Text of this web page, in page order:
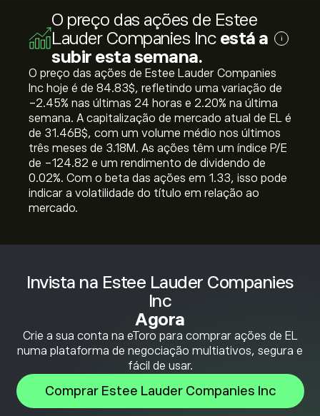
Invista na Estee Lauder Companies
Inc
Agora
Crie a sua conta na eToro para comprar ações de EL
numa plataforma de negociação multiativos, segura e
fácil de usar.
Comprar Estee Lauder Companies Inc
O preço das ações de Estee
Lauder Companies Inc está a
subir esta semana.
i
O preço das ações de Estee Lauder Companies
Inc hoje é de 84.83‎$‎, refletindo uma variação de
‎-2.45‎% nas últimas 24 horas e ‎2.20‎% na última
semana. A capitalização de mercado atual de EL é
de 31.46B‎$‎, com um volume médio nos últimos
três meses de 3.18M. As ações têm um índice P/E
de -124.82 e um rendimento de dividendo de
0.02%. Com o beta das ações em 1.33, isso pode
indicar a volatilidade do título em relação ao
mercado.